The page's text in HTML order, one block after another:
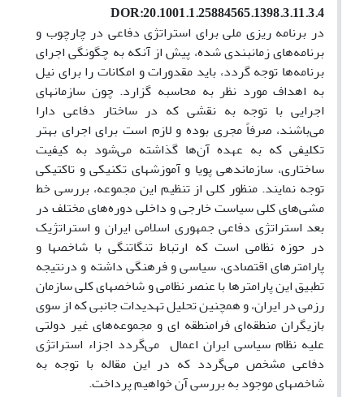
DOR:20.1001.1.25884565.1398.3.11.3.4
در برنامه ریزی ملی برای استراتژی دفاعی در چارچوب و
برنامه‌های زمانبندی شده، پیش از آنکه به چگونگی اجرای
برنامه‌ها توجه گردد، باید مقدورات و امکانات را برای نیل
به اهداف مورد نظر به محاسبه گزارد. چون سازمانهای
اجرایی با توجه به نقشی که در ساختار دفاعی دارا
می‌باشند، صرفاً مجری بوده و لازم است برای اجرای بهتر
تکلیفی که به عهده آن‌ها گذاشته می‌شود به کیفیت
ساختاری، سازماندهی پویا و آموزشهای تکنیکی و تاکتیکی
توجه نمایند. منظور کلی از تنظیم این مجموعه، بررسی خط
مشی‌های کلی سیاست خارجی و داخلی دوره‌های مختلف در
بعد استراتژی دفاعی جمهوری اسلامی ایران و استراتژیک
در حوزه نظامی است که ارتباط تنگاتنگی با شاخصها و
پارامترهای اقتصادی، سیاسی و فرهنگی داشته و درنتیجه
تطبیق این پارامترها با عنصر نظامی و شاخصهای کلی سازمان
رزمی در ایران، و همچنین تحلیل تهدیدات جانبی که از سوی
بازیگران منطقه‌ای فرامنطقه ای و مجموعه‌های غیر دولتی
علیه نظام سیاسی ایران اعمال می‌گردد اجزاء استراتژی
دفاعی مشخص می‌گردد که در این مقاله با توجه به
شاخصهای موجود به بررسی آن خواهیم پرداخت.